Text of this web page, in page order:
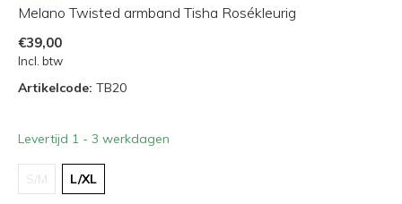
Melano Twisted armband Tisha Rosékleurig
€39,00
Incl. btw
Artikelcode: TB20
Levertijd 1 - 3 werkdagen
S/M L/XL